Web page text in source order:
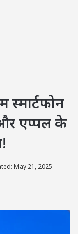
स्मार्टफोन
एप्पल के
May 21, 2025